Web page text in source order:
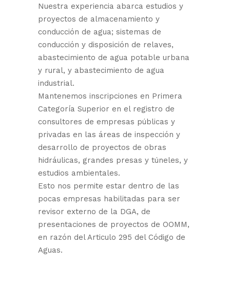
Nuestra experiencia abarca estudios y
proyectos de almacenamiento y
conducción de agua; sistemas de
conducción y disposición de relaves,
abastecimiento de agua potable urbana
y rural, y abastecimiento de agua
industrial.
Mantenemos inscripciones en Primera
Categoría Superior en el registro de
consultores de empresas públicas y
privadas en las áreas de inspección y
desarrollo de proyectos de obras
hidráulicas, grandes presas y túneles, y
estudios ambientales.
Esto nos permite estar dentro de las
pocas empresas habilitadas para ser
revisor externo de la DGA, de
presentaciones de proyectos de OOMM,
en razón del Articulo 295 del Código de
Aguas.